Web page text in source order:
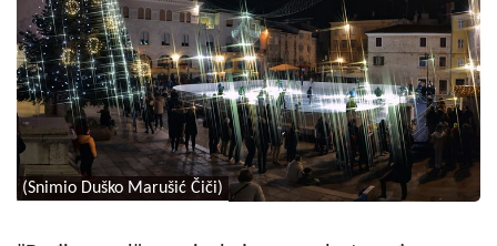
(Snimio Duško Marušić Čiči)